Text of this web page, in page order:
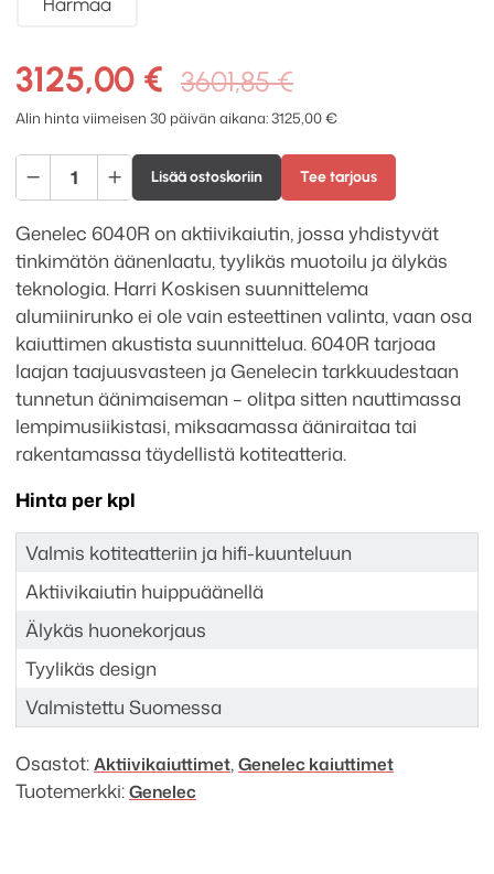
Harmaa
3601,85€
hinta
oli:
3601,85 €.
3125,00 €
Nykyinen
hinta
on:
3125,00 €.
Alin hinta viimeisen 30 päivän aikana:3125,00€
Genelec
6040R
aktiivikaiutin
määrä
Lisää ostoskoriin Tee tarjous
Genelec 6040R on aktiivikaiutin, jossa yhdistyvät
tinkimätön äänenlaatu, tyylikäs muotoilu ja älykäs
teknologia. Harri Koskisen suunnittelema
alumiinirunko ei ole vain esteettinen valinta, vaan osa
kaiuttimen akustista suunnittelua. 6040R tarjoaa
laajan taajuusvasteen ja Genelecin tarkkuudestaan
tunnetun äänimaiseman – olitpa sitten nauttimassa
lempimusiikistasi, miksaamassa ääniraitaa tai
rakentamassa täydellistä kotiteatteria.
Hinta per kpl
Valmis kotiteatteriin ja hifi-kuunteluun
Aktiivikaiutin huippuäänellä
Älykäs huonekorjaus
Tyylikäs design
Valmistettu Suomessa
Osastot:Aktiivi­kaiuttimet,Genelec kaiuttimet
Tuotemerkki:Genelec